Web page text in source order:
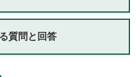
質問と回答